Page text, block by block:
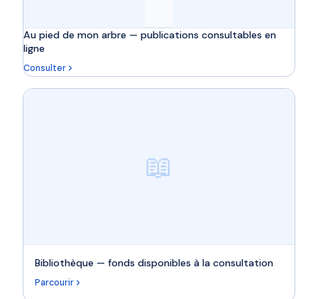
Au pied de mon arbre — publications consultables en
ligne
Consulter
📖
Bibliothèque — fonds disponibles à la consultation
Parcourir